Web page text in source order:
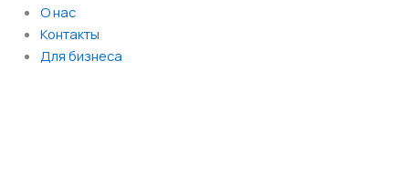
О нас
Контакты
Для бизнеса